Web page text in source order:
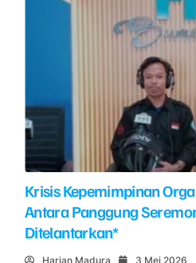
Krisis Kepemimpinan
Antara Panggung
Ditelantarkan*
Harian Madura 3 Mei 2026